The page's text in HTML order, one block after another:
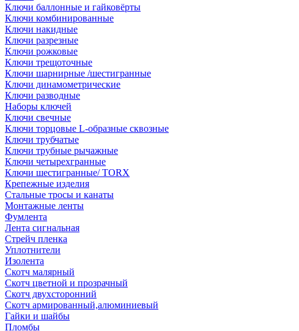
Ключи баллонные и гайковёрты
Ключи комбинированные
Ключи накидные
Ключи разрезные
Ключи рожковые
Ключи трещоточные
Ключи шарнирные /шестигранные
Ключи динамометрические
Ключи разводные
Наборы ключей
Ключи свечные
Ключи торцовые L-образные сквозные
Ключи трубчатые
Ключи трубные рычажные
Ключи четырехгранные
Ключи шестигранные/ TORX
Крепежные изделия
Стальные тросы и канаты
Монтажные ленты
Фумлента
Лента сигнальная
Стрейч пленка
Уплотнители
Изолента
Скотч малярный
Скотч цветной и прозрачный
Скотч двухсторонний
Скотч армированный,алюминиевый
Гайки и шайбы
Пломбы